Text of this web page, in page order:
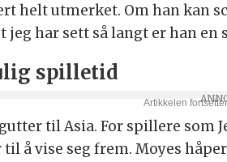
helt utmerket. Om han kan
har sett så langt er han en
spilletid
til Asia. For spillere som
å vise seg frem. Moyes